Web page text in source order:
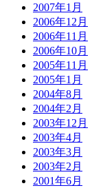
2007年1月
2006年12月
2006年11月
2006年10月
2005年11月
2005年1月
2004年8月
2004年2月
2003年12月
2003年4月
2003年3月
2003年2月
2001年6月